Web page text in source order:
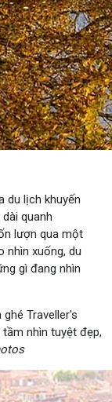
du lịch khuyến
quanh
lượn qua một
nhìn xuống, du
gì đang nhìn
Traveller's
nhìn tuyệt đẹp,